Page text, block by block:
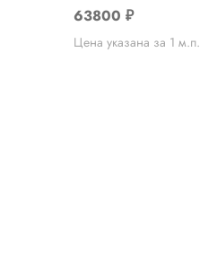
63800₽
Цена указана за 1 м.п.